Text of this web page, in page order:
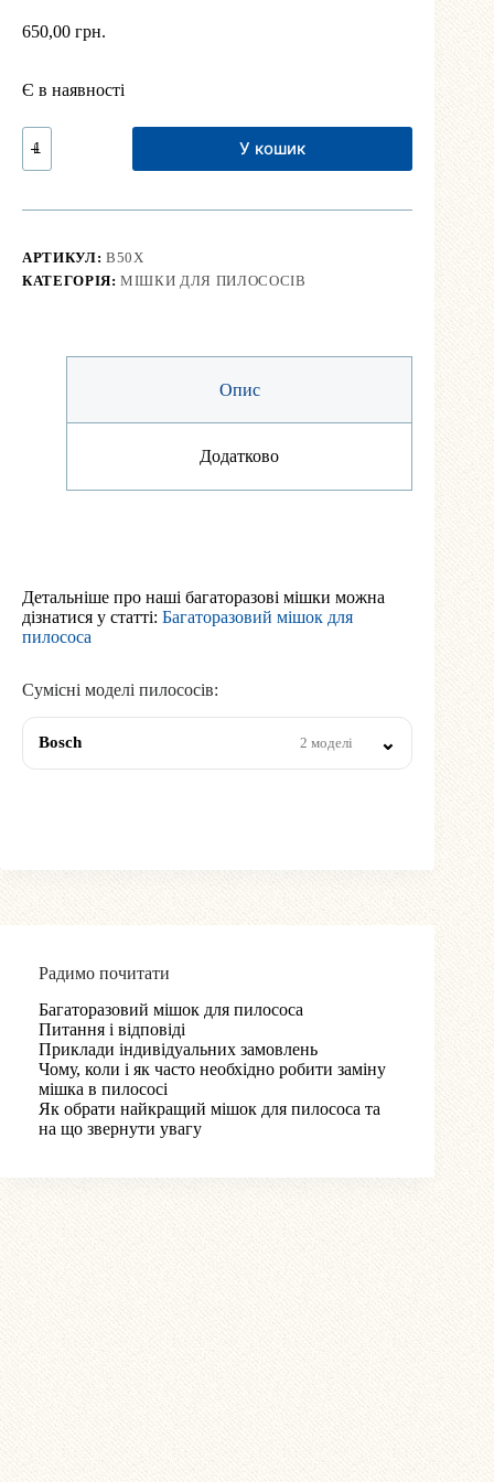
650,00 грн.
Є в наявності
Мішок
для
пилососа
(багаторазовий)
У кошик
АРТИКУЛ: B50X
КАТЕГОРІЯ:МІШКИ ДЛЯ ПИЛОСОСІВ
Опис
Додатково
Детальніше про наші багаторазові мішки можна
дізнатися у статті: Багаторазовий мішок для
пилососа
Сумісні моделі пилососів:
Bosch 2 моделі
Радимо почитати
Багаторазовий мішок для пилососа
Питання і відповіді
Приклади індивідуальних замовлень
Чому, коли і як часто необхідно робити заміну
мішка в пилососі
Як обрати найкращий мішок для пилососа та
на що звернути увагу